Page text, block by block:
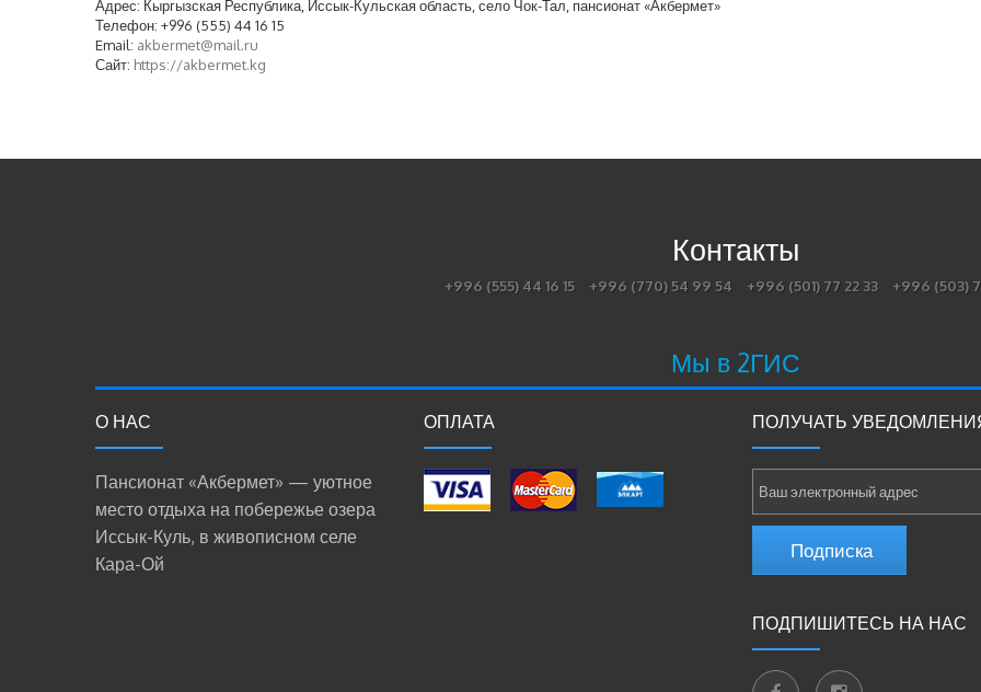
Адрес: Кыргызская Республика, Иссык-Кульская область, село Чок-Тал, пансионат «Акбермет»
Телефон: +996 (555) 44 16 15
Email: akbermet@mail.ru
Сайт: https://akbermet.kg
Контакты
+996 (555) 44 16 15 +996 (770) 54 99 54 +996 (501) 77 22 33 +996 (503)
Мы в 2ГИС
О НАС
Пансионат «Акбермет» — уютное
место отдыха на побережье озера
Иссык-Куль, в живописном селе
Кара-Ой
ОПЛАТА ПОЛУЧАТЬ
Подписка
ПОДПИШИТЕСЬ НА НАС